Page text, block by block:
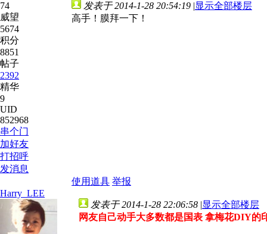
74
威望
5674
积分
8851
帖子
2392
精华
9
UID
852968
串个门
加好友
打招呼
发消息
发表于 2014-1-28 20:54:19 |显示全部楼层
高手！膜拜一下！
使用道具 举报
Harry_LEE
发表于 2014-1-28 22:06:58 |显示全部楼层
网友自己动手大多数都是国表 拿梅花DIY的